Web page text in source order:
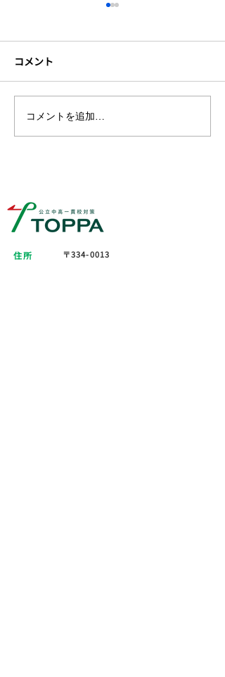
1学期中間テスト、自己ベ
スト第二弾
コメント
コメントを追加…
住所
〒334-0013